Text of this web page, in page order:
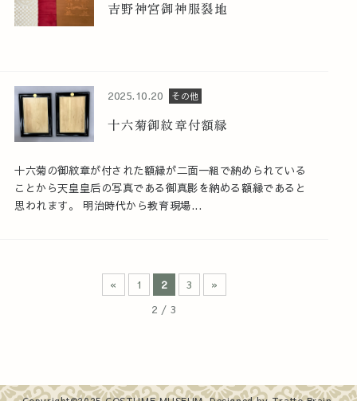
吉野神宮御神服裂地
2025.10.20 その他
十六菊御紋章付額縁
十六菊の御紋章が付された額縁が二面一組で納められている
ことから天皇皇后の写真である御真影を納める額縁であると
思われます。 明治時代から教育現場...
2 / 3
« 1 2 3 »